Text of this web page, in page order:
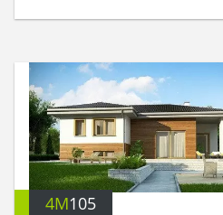
4M105